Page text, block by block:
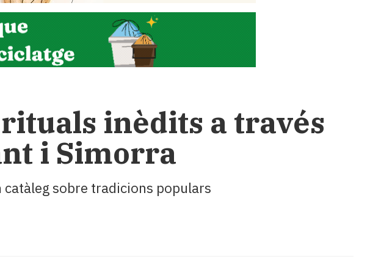
inèdits a través
i Simorra
sobre tradicions populars